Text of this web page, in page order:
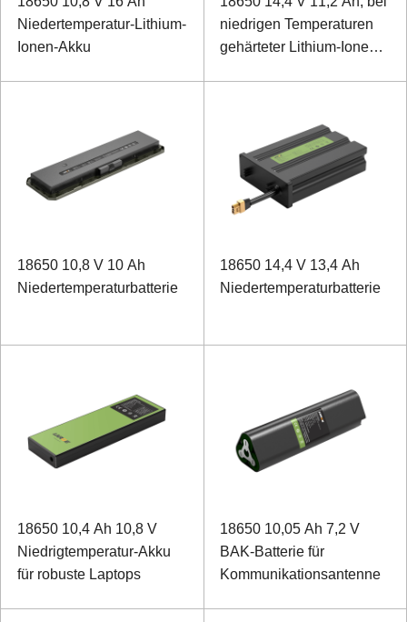
Niedertemperatur-Lithium-
Ionen-Akku
niedrigen Temperaturen
gehärteter Lithium-Ionen-
18650 10,8 V 10 Ah
Niedertemperaturbatterie
18650 14,4 V 13,4 Ah
Niedertemperaturbatterie
18650 10,4 Ah 10,8 V
Niedrigtemperatur-Akku
für robuste Laptops
18650 10,05 Ah 7,2 V
BAK-Batterie für
Kommunikationsantenne